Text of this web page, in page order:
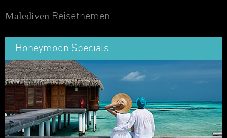
Malediven Reisethemen
Honeymoon Specials